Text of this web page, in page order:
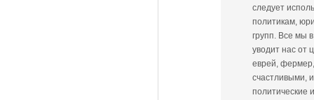
следует
политикам,
групп. Все мы
уводит нас от
еврей,
счастливыми,
политические